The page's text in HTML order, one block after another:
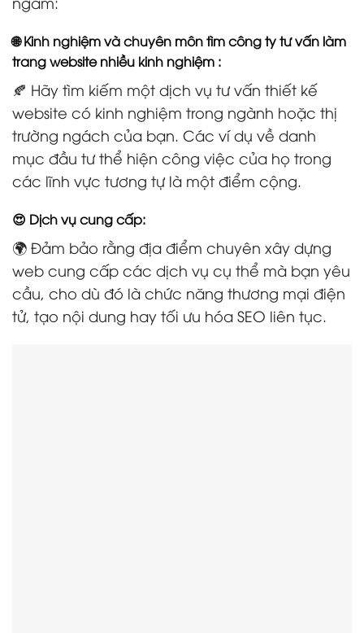
🌐 Kinh nghiệm và chuyên môn tìm công ty tư vấn làm
trang website nhiều kinh nghiệm :
🍂 Hãy tìm kiếm một dịch vụ tư vấn thiết kế
website có kinh nghiệm trong ngành hoặc thị
trường ngách của bạn. Các ví dụ về danh
mục đầu tư thể hiện công việc của họ trong
các lĩnh vực tương tự là một điểm cộng.
😍 Dịch vụ cung cấp:
🌍 Đảm bảo rằng địa điểm chuyên xây dựng
web cung cấp các dịch vụ cụ thể mà bạn yêu
cầu, cho dù đó là chức năng thương mại điện
tử, tạo nội dung hay tối ưu hóa SEO liên tục.